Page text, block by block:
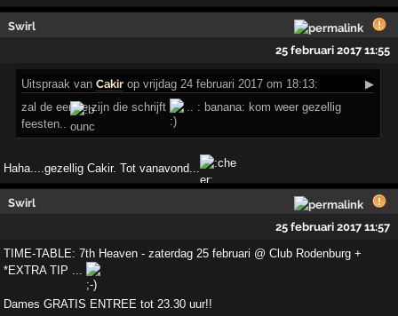
Swirl
25 februari 2017 11:55
Uitspraak vanCakir op vrijdag 24 februari 2017 om 18:13:
▶
zal de eerste zijn die schrijft
.. : banana: kom weer gezellig
feesten..
Haha....gezellig Cakir. Tot vanavond...
Swirl
25 februari 2017 11:57
TIME-TABLE: 7th Heaven - zaterdag 25 februari @ Club Rodenburg +
*EXTRA TIP ...
Dames GRATIS ENTREE tot 23.30 uur!!